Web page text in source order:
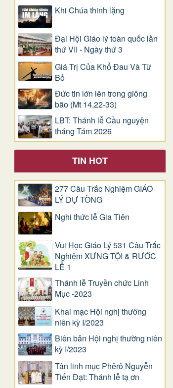
Khi Chúa thinh lặng
Đại Hội Giáo lý toàn quốc lần
thứ VII - Ngày thứ 3
Giá Trị Của Khổ Ðau Và Từ
Bỏ
Đức tin lớn lên trong giông
bão (Mt 14,22-33)
LBT: Thánh lễ Cầu nguyện
tháng Tám 2026
TIN HOT
277 Câu Trắc Nghiệm GIÁO
LÝ DỰ TÒNG
Nghi thức lễ Gia Tiên
Vui Học Giáo Lý 531 Câu Trắc
Nghiệm XƯNG TỘI & RƯỚC
LỄ 1
Thánh lễ Truyền chức Linh
Mục -2023
Khai mạc Hội nghị thường
niên kỳ I/2023
Biên bản Hội nghị thường niên
kỳ I/2023
Tân linh mục Phêrô Nguyễn
Tiến Đạt: Thánh lễ tạ ơn